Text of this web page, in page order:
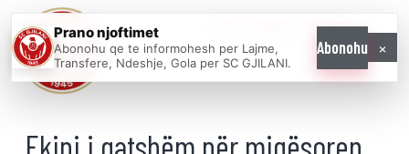
ONE
Prano njoftimet
Abonohu qe te informohesh per Lajme,
Transfere, Ndeshje, Gola per SC GJILANI.
Abonohu ×